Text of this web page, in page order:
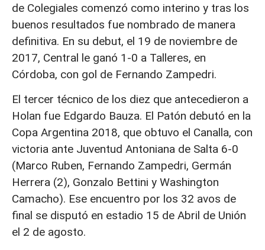
de Colegiales comenzó como interino y tras los
buenos resultados fue nombrado de manera
definitiva. En su debut, el 19 de noviembre de
2017, Central le ganó 1-0 a Talleres, en
Córdoba, con gol de Fernando Zampedri.
El tercer técnico de los diez que antecedieron a
Holan fue Edgardo Bauza. El Patón debutó en la
Copa Argentina 2018, que obtuvo el Canalla, con
victoria ante Juventud Antoniana de Salta 6-0
(Marco Ruben, Fernando Zampedri, Germán
Herrera (2), Gonzalo Bettini y Washington
Camacho). Ese encuentro por los 32 avos de
final se disputó en estadio 15 de Abril de Unión
el 2 de agosto.